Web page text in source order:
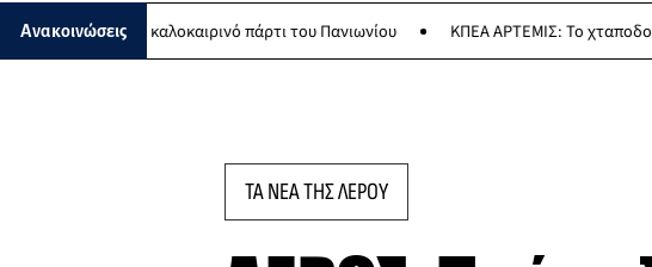
Ανακοινώσεις
καλοκαιρινό πάρτι του Πανιωνίου ΚΠΕΑ ΑΡΤΕΜΙΣ: Το χταποδοπίλαφο της
ΤΑ ΝΕΑ ΤΗΣ ΛΕΡΟΥ